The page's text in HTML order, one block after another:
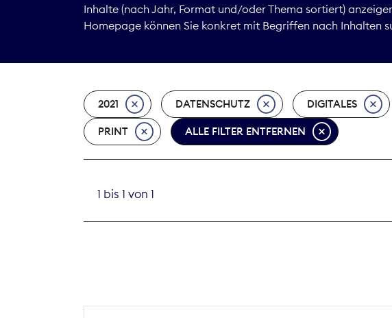
Service
Inhalte (nach Jahr, Format und/oder Thema sortiert)
Homepage können Sie konkret mit Begriffen nach Inhalten
2021 DATENSCHUTZ DIGITALES
PRINT ALLE FILTER ENTFERNEN
1 bis 1 von 1